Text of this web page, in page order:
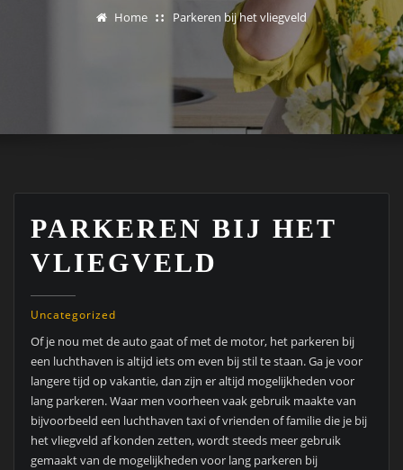
Home Parkeren bij het vliegveld
PARKEREN BIJ HET
VLIEGVELD
Uncategorized
Of je nou met de auto gaat of met de motor, het parkeren bij
een luchthaven is altijd iets om even bij stil te staan. Ga je voor
langere tijd op vakantie, dan zijn er altijd mogelijkheden voor
lang parkeren. Waar men voorheen vaak gebruik maakte van
bijvoorbeeld een luchthaven taxi of vrienden of familie die je bij
het vliegveld af konden zetten, wordt steeds meer gebruik
gemaakt van de mogelijkheden voor lang parkeren bij